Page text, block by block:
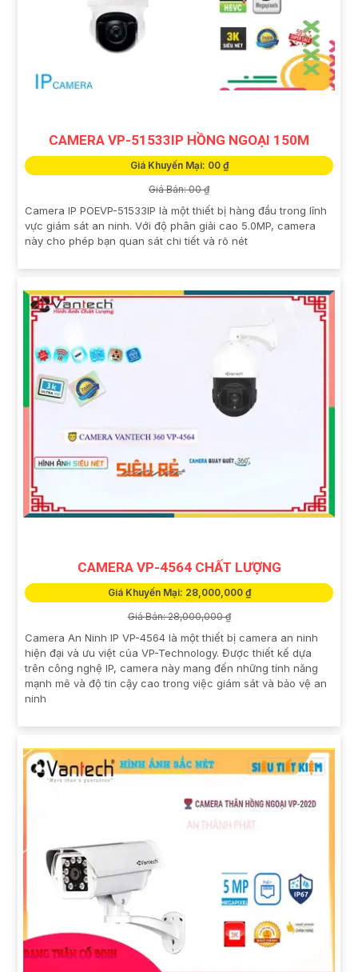
CAMERA VP-51533IP HỒNG NGOẠI 150M
Giá Khuyến Mại: 00 ₫
Giá Bán: 00 ₫
Camera IP POEVP-51533IP là một thiết bị hàng đầu trong lĩnh
vực giám sát an ninh. Với độ phân giải cao 5.0MP, camera
này cho phép bạn quan sát chi tiết và rõ nét
CAMERA VP-4564 CHẤT LƯỢNG
Giá Khuyến Mại: 28,000,000 ₫
Giá Bán: 28,000,000 ₫
Camera An Ninh IP VP-4564 là một thiết bị camera an ninh
hiện đại và ưu việt của VP-Technology. Được thiết kế dựa
trên công nghệ IP, camera này mang đến những tính năng
mạnh mẽ và độ tin cậy cao trong việc giám sát và bảo vệ an
ninh